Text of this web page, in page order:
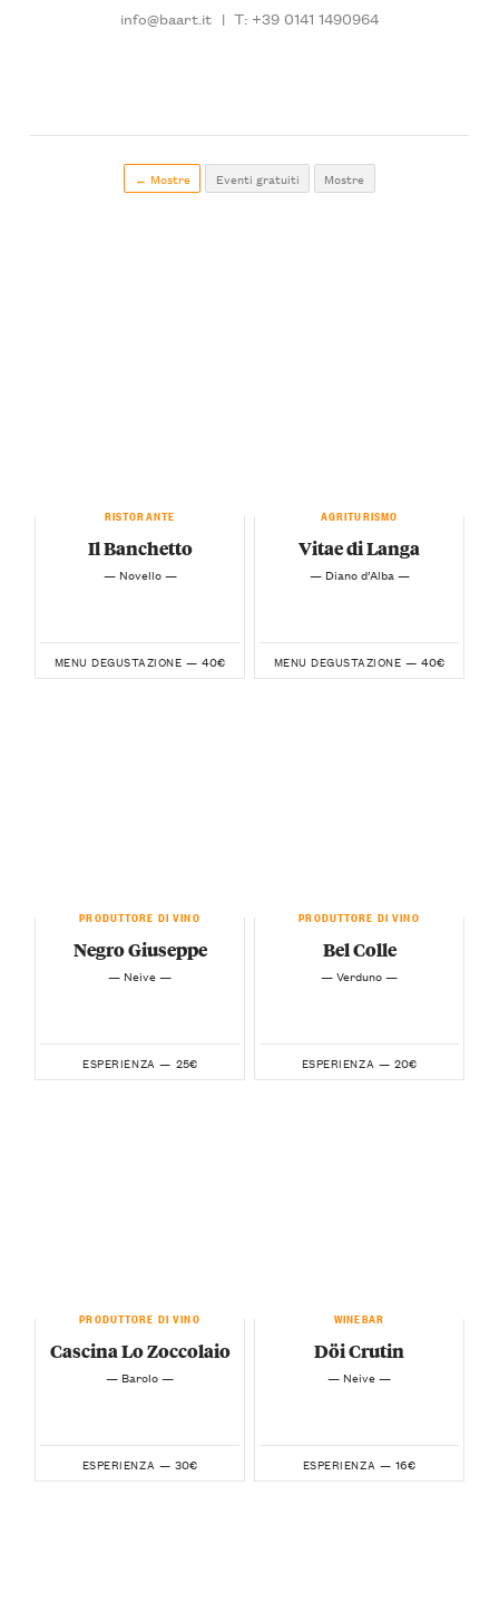
info@baart.it | T: +39 0141 1490964
← Mostre Eventi gratuiti Mostre
RISTORANTE
Il Banchetto
— Novello —
MENU DEGUSTAZIONE — 40€
AGRITURISMO
Vitae di Langa
— Diano d’Alba —
MENU DEGUSTAZIONE — 40€
PRODUTTORE DI VINO
Negro Giuseppe
— Neive —
ESPERIENZA — 25€
PRODUTTORE DI VINO
Bel Colle
— Verduno —
ESPERIENZA — 20€
PRODUTTORE DI VINO
Cascina Lo Zoccolaio
— Barolo —
ESPERIENZA — 30€
WINEBAR
Döi Crutin
— Neive —
ESPERIENZA — 16€